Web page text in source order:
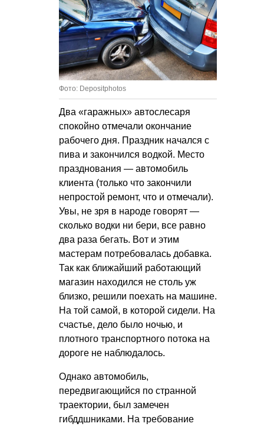
Фото: Depositphotos
Два «гаражных» автослесаря
спокойно отмечали окончание
рабочего дня. Праздник начался с
пива и закончился водкой. Место
празднования — автомобиль
клиента (только что закончили
непростой ремонт, что и отмечали).
Увы, не зря в народе говорят —
сколько водки ни бери, все равно
два раза бегать. Вот и этим
мастерам потребовалась добавка.
Так как ближайший работающий
магазин находился не столь уж
близко, решили поехать на машине.
На той самой, в которой сидели. На
счастье, дело было ночью, и
плотного транспортного потока на
дороге не наблюдалось.
Однако автомобиль,
передвигающийся по странной
траектории, был замечен
гибддшниками. На требование